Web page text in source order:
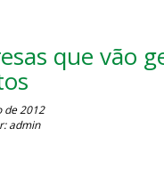
que vão
de 2012
admin